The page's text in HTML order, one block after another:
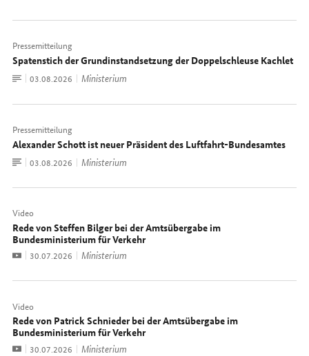
Pressemitteilung
Spatenstich der Grundinstandsetzung der Doppelschleuse Kachlet
Zum
Dokument
Datum:
03.08.2026 Ministerium
Pressemitteilung
Alexander Schott ist neuer Präsident des Luftfahrt-Bundesamtes
Zum
Dokument
Datum:
03.08.2026 Ministerium
Video
Rede von Steffen Bilger bei der Amtsübergabe im
Bundesministerium für Verkehr
VideoDatum:
30.07.2026 Ministerium
Video
Rede von Patrick Schnieder bei der Amtsübergabe im
Bundesministerium für Verkehr
VideoDatum:
30.07.2026 Ministerium